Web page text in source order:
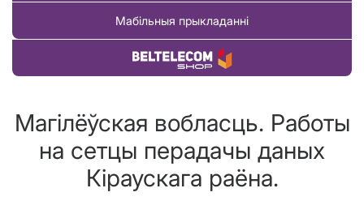
Мабільныя прыкладанні
Купіць тавар
Магілёўская вобласць. Работы
на сетцы перадачы даных
Кіраускага раёна.